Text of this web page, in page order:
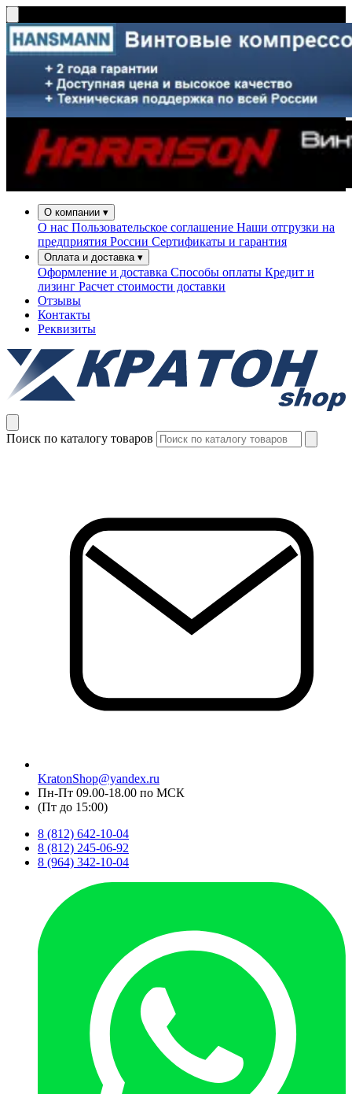
О компании ▾
О нас Пользовательское соглашение Наши отгрузки на
предприятия России Сертификаты и гарантия
Оплата и доставка ▾
Оформление и доставка Способы оплаты Кредит и
лизинг Расчет стоимости доставки
Отзывы
Контакты
Реквизиты
Поиск по каталогу товаров
KratonShop@yandex.ru
Пн-Пт 09.00-18.00 по МСК
(Пт до 15:00)
8 (812) 642-10-04
8 (812) 245-06-92
8 (964) 342-10-04